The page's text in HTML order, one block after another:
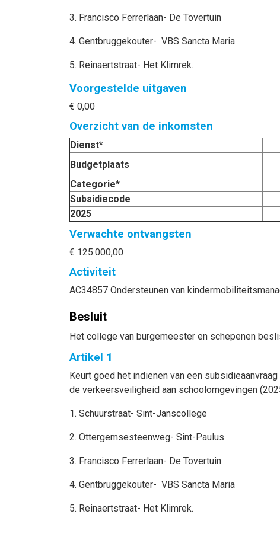
3. Francisco Ferrerlaan- De Tovertuin
4. Gentbruggekouter- VBS Sancta Maria
5. Reinaertstraat- Het Klimrek.
Voorgestelde uitgaven
€ 0,00
Overzicht van de inkomsten
Dienst*
Budgetplaats
Categorie*
Subsidiecode
2025
Verwachte ontvangsten
€ 125.000,00
Activiteit
AC34857 Ondersteunen van
Besluit
Het college van burgemeester en schepenen
Artikel 1
Keurt goed het indienen van een
de verkeersveiligheid aan schoolomgevingen
1. Schuurstraat- Sint-Janscollege
2. Ottergemsesteenweg- Sint-Paulus
3. Francisco Ferrerlaan- De Tovertuin
4. Gentbruggekouter- VBS Sancta Maria
5. Reinaertstraat- Het Klimrek.